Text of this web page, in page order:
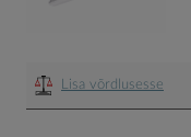
Lisa võrdlusesse